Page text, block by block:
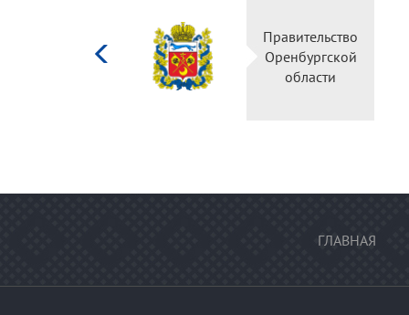
Правительство
Оренбургской
области
ГЛАВНАЯ